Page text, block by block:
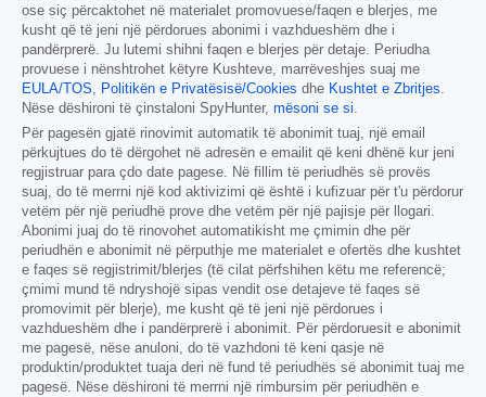
ose siç përcaktohet në materialet promovuese/faqen e blerjes, me
kusht që të jeni një përdorues abonimi i vazhdueshëm dhe i
pandërprerë. Ju lutemi shihni faqen e blerjes për detaje. Periudha
provuese i nënshtrohet këtyre Kushteve, marrëveshjes suaj me
EULA/TOS, Politikën e Privatësisë/Cookies dhe Kushtet e Zbritjes.
Nëse dëshironi të çinstaloni SpyHunter, mësoni se si.
Për pagesën gjatë rinovimit automatik të abonimit tuaj, një email
përkujtues do të dërgohet në adresën e emailit që keni dhënë kur jeni
regjistruar para çdo date pagese. Në fillim të periudhës së provës
suaj, do të merrni një kod aktivizimi që është i kufizuar për t'u përdorur
vetëm për një periudhë prove dhe vetëm për një pajisje për llogari.
Abonimi juaj do të rinovohet automatikisht me çmimin dhe për
periudhën e abonimit në përputhje me materialet e ofertës dhe kushtet
e faqes së regjistrimit/blerjes (të cilat përfshihen këtu me referencë;
çmimi mund të ndryshojë sipas vendit ose detajeve të faqes së
promovimit për blerje), me kusht që të jeni një përdorues i
vazhdueshëm dhe i pandërprerë i abonimit. Për përdoruesit e abonimit
me pagesë, nëse anuloni, do të vazhdoni të keni qasje në
produktin/produktet tuaja deri në fund të periudhës së abonimit tuaj me
pagesë. Nëse dëshironi të merrni një rimbursim për periudhën e